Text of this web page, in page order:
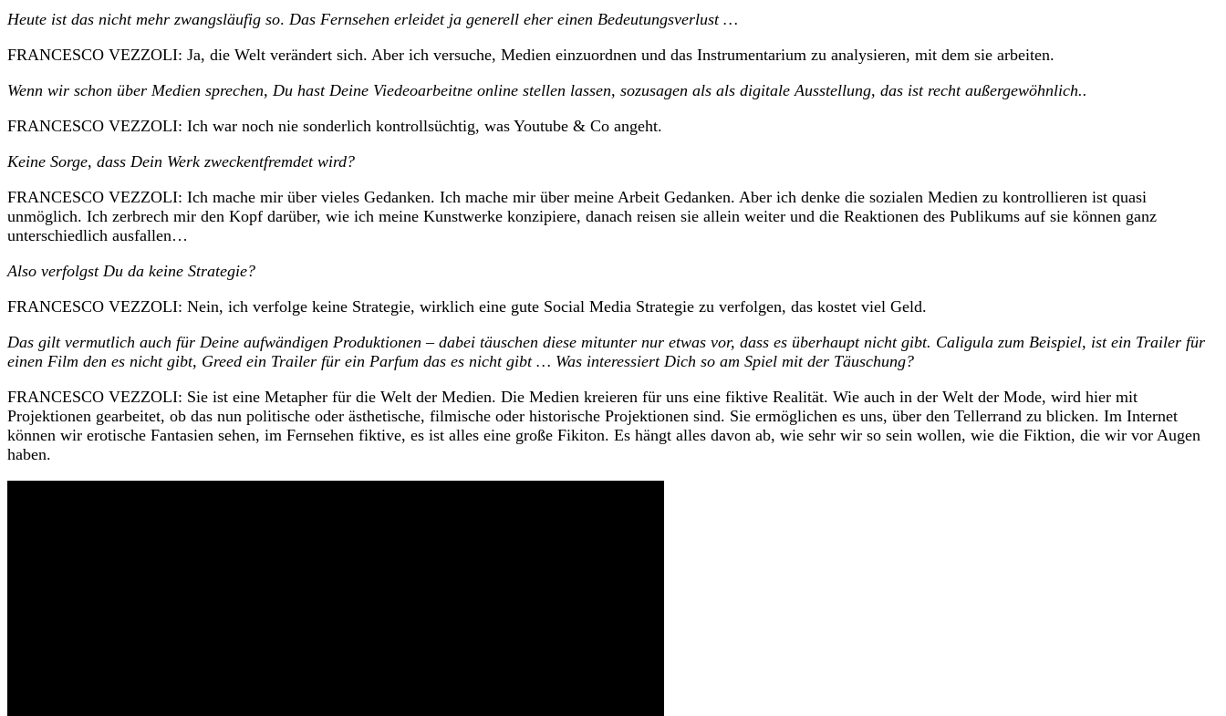
Heute ist das nicht mehr zwangsläufig so. Das Fernsehen erleidet ja generell eher einen Bedeutungsverlust …
FRANCESCO VEZZOLI: Ja, die Welt verändert sich. Aber ich versuche, Medien einzuordnen und das Instrumentarium zu analysieren, mit dem sie arbeiten.
Wenn wir schon über Medien sprechen, Du hast Deine Viedeoarbeitne online stellen lassen, sozusagen als als digitale Ausstellung, das ist recht außergewöhnlich..
FRANCESCO VEZZOLI: Ich war noch nie sonderlich kontrollsüchtig, was Youtube & Co angeht.
Keine Sorge, dass Dein Werk zweckentfremdet wird?
FRANCESCO VEZZOLI: Ich mache mir über vieles Gedanken. Ich mache mir über meine Arbeit Gedanken. Aber ich denke die sozialen Medien zu kontrollieren ist quasi
unmöglich. Ich zerbrech mir den Kopf darüber, wie ich meine Kunstwerke konzipiere, danach reisen sie allein weiter und die Reaktionen des Publikums auf sie können ganz
unterschiedlich ausfallen…
Also verfolgst Du da keine Strategie?
FRANCESCO VEZZOLI: Nein, ich verfolge keine Strategie, wirklich eine gute Social Media Strategie zu verfolgen, das kostet viel Geld.
Das gilt vermutlich auch für Deine aufwändigen Produktionen – dabei täuschen diese mitunter nur etwas vor, dass es überhaupt nicht gibt. Caligula zum Beispiel, ist ein Trailer für
einen Film den es nicht gibt, Greed ein Trailer für ein Parfum das es nicht gibt … Was interessiert Dich so am Spiel mit der Täuschung?
FRANCESCO VEZZOLI: Sie ist eine Metapher für die Welt der Medien. Die Medien kreieren für uns eine fiktive Realität. Wie auch in der Welt der Mode, wird hier mit
Projektionen gearbeitet, ob das nun politische oder ästhetische, filmische oder historische Projektionen sind. Sie ermöglichen es uns, über den Tellerrand zu blicken. Im Internet
können wir erotische Fantasien sehen, im Fernsehen fiktive, es ist alles eine große Fikiton. Es hängt alles davon ab, wie sehr wir so sein wollen, wie die Fiktion, die wir vor Augen
haben.